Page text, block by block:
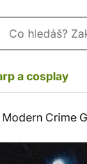
a cosplay
Crime